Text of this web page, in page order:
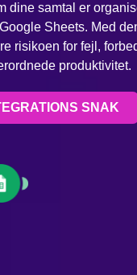
dine samtal er
Sheets. Med
risikoen for fejl,
produktivitet.
SNAK